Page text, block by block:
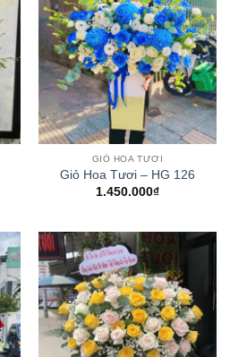
GIỎ HOA TƯƠI
Giỏ Hoa Tươi – HG 126
1.450.000₫